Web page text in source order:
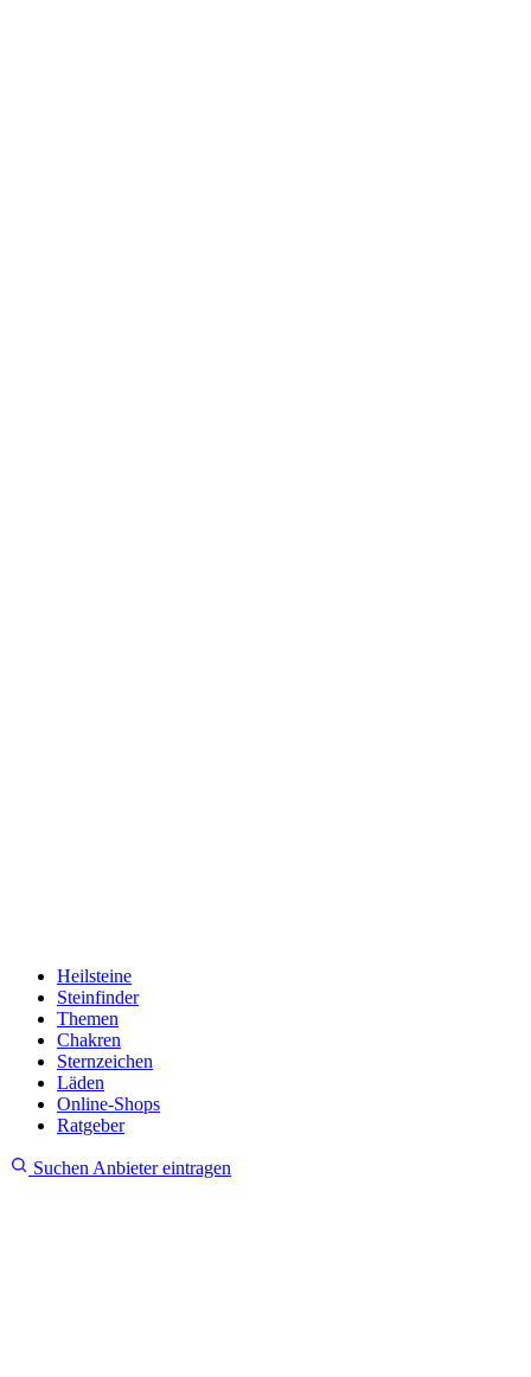
Heilsteine
Steinfinder
Themen
Chakren
Sternzeichen
Läden
Online-Shops
Ratgeber
Suchen Anbieter eintragen